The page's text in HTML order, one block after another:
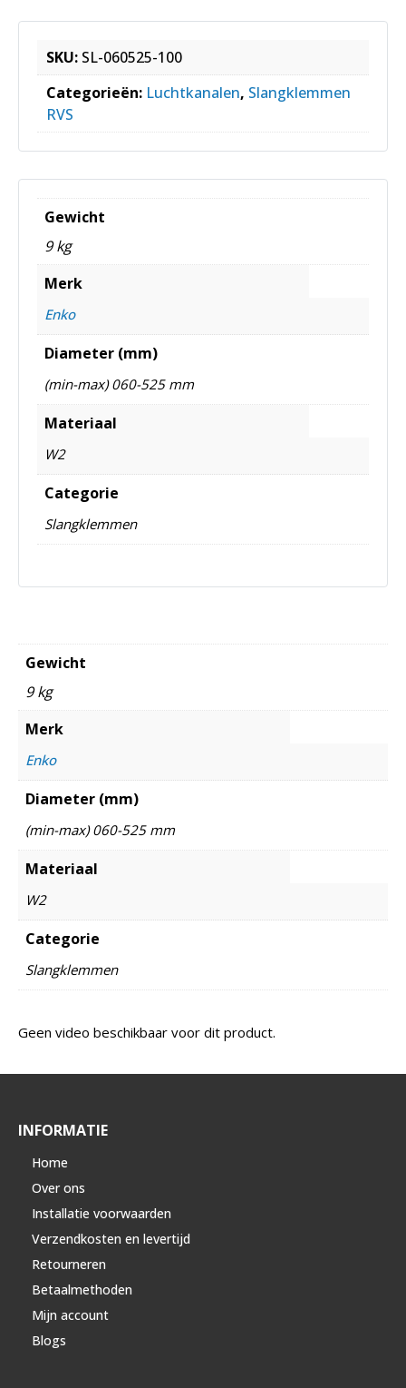
SKU: SL-060525-100
Categorieën: Luchtkanalen, Slangklemmen
RVS
Gewicht
9 kg
Merk
Enko
Diameter (mm)
(min-max) 060-525 mm
Materiaal
W2
Categorie
Slangklemmen
Gewicht
9 kg
Merk
Enko
Diameter (mm)
(min-max) 060-525 mm
Materiaal
W2
Categorie
Slangklemmen
Geen video beschikbaar voor dit product.
INFORMATIE
Home
Over ons
Installatie voorwaarden
Verzendkosten en levertijd
Retourneren
Betaalmethoden
Mijn account
Blogs